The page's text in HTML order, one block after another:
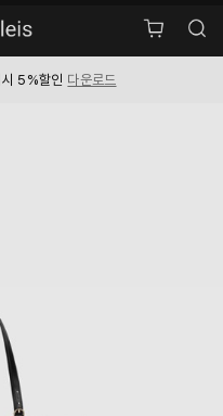
원 지급 다운로드